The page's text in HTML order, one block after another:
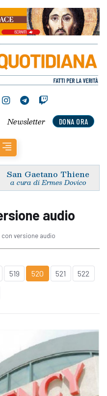
DONA ORA
Newsletter
San Gaetano Thiene
a cura di Ermes Dovico
audio
versione audio
519 520 521 522